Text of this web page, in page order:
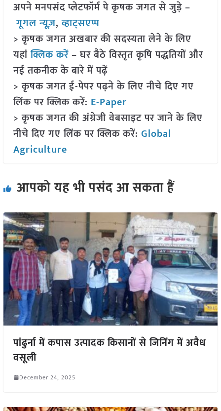
अपने मनपसंद प्लेटफॉर्म पे कृषक जगत से जुड़े –
गूगल न्यूज़,व्हाट्सएप्प
> कृषक जगत अखबार की सदस्यता लेने के लिए
यहांक्लिक करें– घर बैठे विस्तृत कृषि पद्धतियों और
नई तकनीक के बारे में पढ़ें
> कृषक जगत ई-पेपर पढ़ने के लिए नीचे दिए गए
लिंक पर क्लिक करें: E-Paper
> कृषक जगत की अंग्रेजी वेबसाइट पर जाने के लिए
नीचे दिए गए लिंक पर क्लिक करें: Global
Agriculture
आपको यह भी पसंद आ सकता हैं
पांढुर्ना में कपास उत्पादक किसानों से जिनिंग में अवैध
वसूली
December 24, 2025